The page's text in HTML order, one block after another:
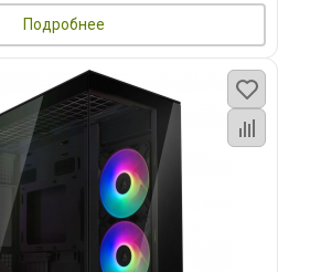
Подробнее